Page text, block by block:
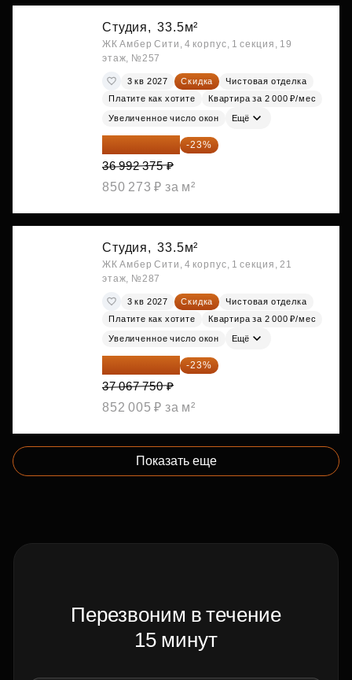
Студия, 33.5м²
ЖК Амбер Сити, 4 корпус, 1 секция, 19
этаж, №257
3 кв 2027 Скидка
Чистовая отделка
Платите как хотите
Квартира за 2 000 ₽/мес
Увеличенное число окон Ещё
28 484 129 ₽ -23%
36 992 375 ₽
850 273 ₽ за м²
Студия, 33.5м²
ЖК Амбер Сити, 4 корпус, 1 секция, 21
этаж, №287
3 кв 2027 Скидка
Чистовая отделка
Платите как хотите
Квартира за 2 000 ₽/мес
Увеличенное число окон Ещё
28 542 168 ₽ -23%
37 067 750 ₽
852 005 ₽ за м²
Показать еще
Перезвоним в течение
15 минут